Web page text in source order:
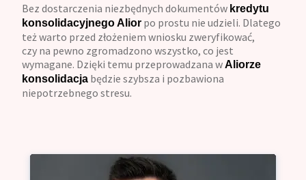
Bez dostarczenia niezbędnych dokumentów kredytu
konsolidacyjnego Alior po prostu nie udzieli. Dlatego
też warto przed złożeniem wniosku zweryfikować,
czy na pewno zgromadzono wszystko, co jest
wymagane. Dzięki temu przeprowadzana wAliorze
konsolidacja będzie szybsza i pozbawiona
niepotrzebnego stresu.